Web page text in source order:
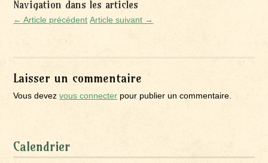
Navigation dans les articles
← Article précédent Article suivant →
Laisser un commentaire
Vous devezvous connecter pour publier un commentaire.
Calendrier